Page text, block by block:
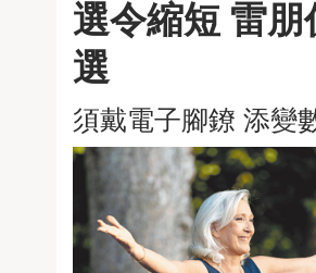
選令縮短 雷朋
選
須戴電子腳鐐 添變